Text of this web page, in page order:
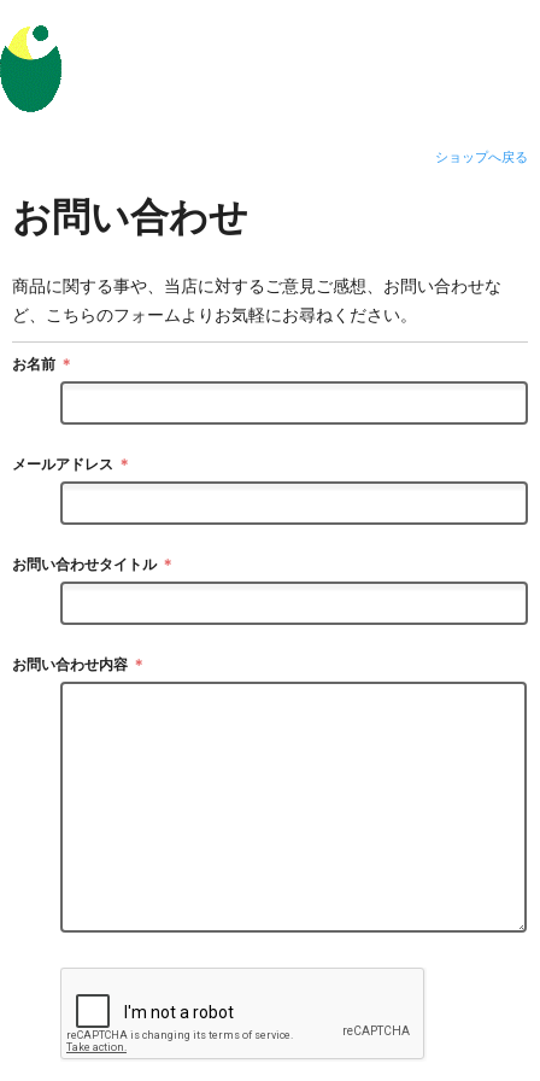
ショップへ戻る
お問い合わせ
商品に関する事や、当店に対するご意見ご感想、お問い合わせな
ど、こちらのフォームよりお気軽にお尋ねください。
お名前 ＊
メールアドレス ＊
お問い合わせタイトル ＊
お問い合わせ内容 ＊